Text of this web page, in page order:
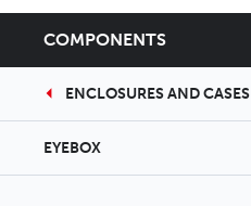
COMPONENTS
ENCLOSURES AND CASES
EYEBOX